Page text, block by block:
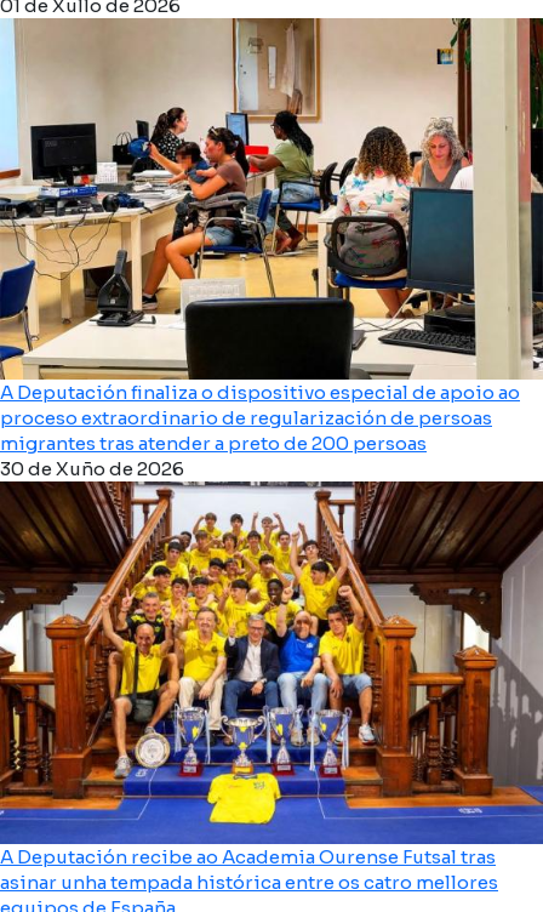
01 de Xullo de 2026
A Deputación finaliza o dispositivo especial de apoio ao
proceso extraordinario de regularización de persoas
migrantes tras atender a preto de 200 persoas
30 de Xuño de 2026
A Deputación recibe ao Academia Ourense Futsal tras
asinar unha tempada histórica entre os catro mellores